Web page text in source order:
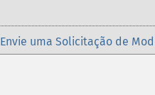
Envie uma Solicitação de